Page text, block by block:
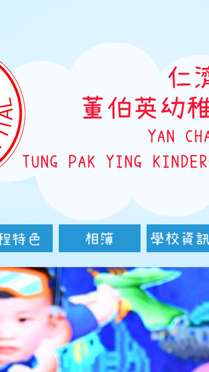
作
中心
課程特色
課程簡介
品德教育
親子伴讀計劃
增潤課程
室外進行體驗式
學習活動天地
文化校本學習活動
相簿 學校
升小
家載
學
周年